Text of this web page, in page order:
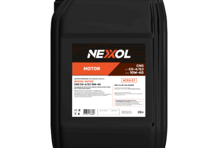
CH-4/SL 10W-40
полусинтетическое